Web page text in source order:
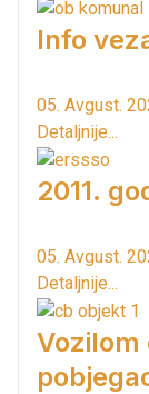
Info
05. Avgust.
Detaljnije...
2011.
05. Avgust.
Detaljnije...
Vozilom